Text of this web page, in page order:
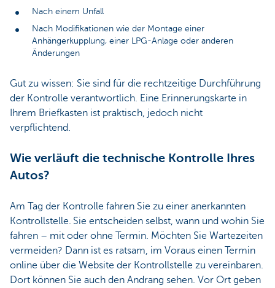
Nach einem Unfall
Nach Modifikationen wie der Montage einer
Anhängerkupplung, einer LPG-Anlage oder anderen
Änderungen
Gut zu wissen: Sie sind für die rechtzeitige Durchführung
der Kontrolle verantwortlich. Eine Erinnerungskarte in
Ihrem Briefkasten ist praktisch, jedoch nicht
verpflichtend.
Wie verläuft die technische Kontrolle Ihres
Autos?
Am Tag der Kontrolle fahren Sie zu einer anerkannten
Kontrollstelle. Sie entscheiden selbst, wann und wohin Sie
fahren – mit oder ohne Termin. Möchten Sie Wartezeiten
vermeiden? Dann ist es ratsam, im Voraus einen Termin
online über die Website der Kontrollstelle zu vereinbaren.
Dort können Sie auch den Andrang sehen. Vor Ort geben